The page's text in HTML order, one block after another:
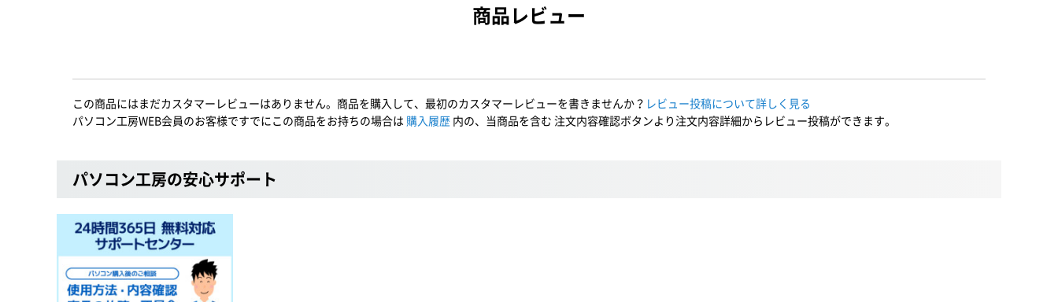
商品レビュー
この商品にはまだカスタマーレビューはありません。商品を購入して、最初のカスタマーレビューを書きませんか？ レビュー投稿について詳しく見る
パソコン工房WEB会員のお客様ですでにこの商品をお持ちの場合は 購入履歴 内の、当商品を含む 注文内容確認ボタンより注文内容詳細からレビュー投稿ができます。
パソコン工房の安心サポート